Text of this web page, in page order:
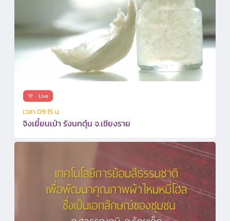
เวลา 09:15 น.
จิงเยี้ยนเป่า รังนกตุ๋น จ.เชียงราย